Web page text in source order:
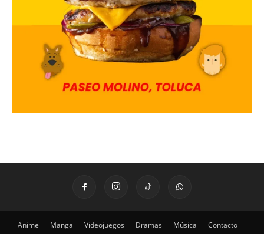
Anime Manga Videojuegos Dramas Música
Contacto